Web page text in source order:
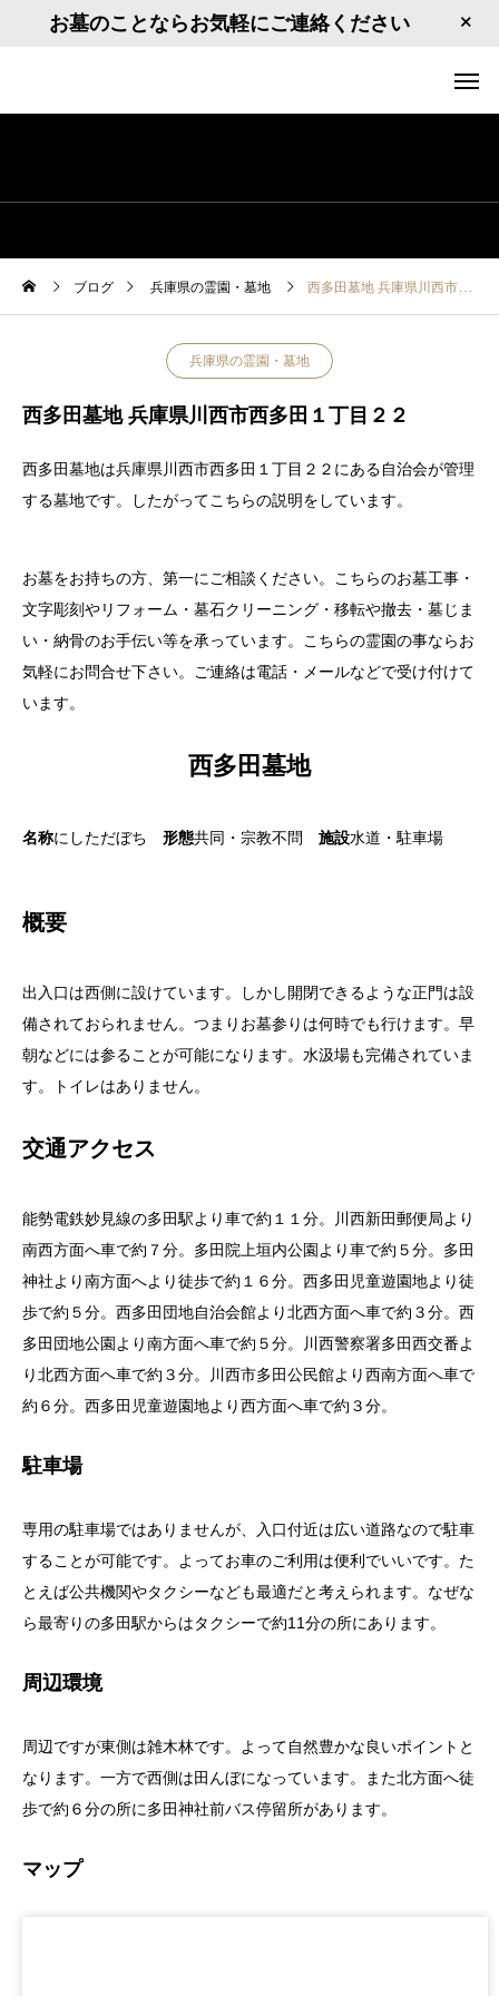
お墓のことならお気軽にご連絡ください
ブログ 兵庫県の霊園・墓地 西多田墓地 兵庫県川西市西多田１丁目２２
兵庫県の霊園・墓地
西多田墓地 兵庫県川西市西多田１丁目２２
西多田墓地は兵庫県川西市西多田１丁目２２にある自治会が管理
する墓地です。したがってこちらの説明をしています。
お墓をお持ちの方、第一にご相談ください。こちらのお墓工事・
文字彫刻やリフォーム・墓石クリーニング・移転や撤去・墓じま
い・納骨のお手伝い等を承っています。こちらの霊園の事ならお
気軽にお問合せ下さい。ご連絡は電話・メールなどで受け付けて
います。
西多田墓地
名称にしただぼち 形態共同・宗教不問 施設水道・駐車場
概要
出入口は西側に設けています。しかし開閉できるような正門は設
備されておられません。つまりお墓参りは何時でも行けます。早
朝などには参ることが可能になります。水汲場も完備されていま
す。トイレはありません。
交通アクセス
能勢電鉄妙見線の多田駅より車で約１１分。川西新田郵便局より
南西方面へ車で約７分。多田院上垣内公園より車で約５分。多田
神社より南方面へより徒歩で約１６分。西多田児童遊園地より徒
歩で約５分。西多田団地自治会館より北西方面へ車で約３分。西
多田団地公園より南方面へ車で約５分。川西警察署多田西交番よ
り北西方面へ車で約３分。川西市多田公民館より西南方面へ車で
約６分。西多田児童遊園地より西方面へ車で約３分。
駐車場
専用の駐車場ではありませんが、入口付近は広い道路なので駐車
することが可能です。よってお車のご利用は便利でいいです。た
とえば公共機関やタクシーなども最適だと考えられます。なぜな
ら最寄りの多田駅からはタクシーで約11分の所にあります。
周辺環境
周辺ですが東側は雑木林です。よって自然豊かな良いポイントと
なります。一方で西側は田んぼになっています。また北方面へ徒
歩で約６分の所に多田神社前バス停留所があります。
マップ